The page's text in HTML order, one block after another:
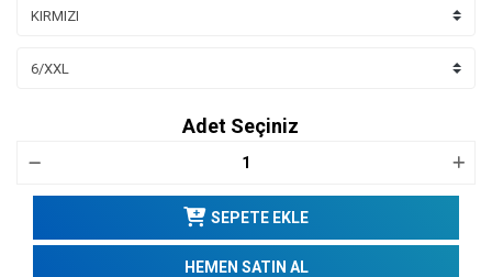
Adet Seçiniz
SEPETE EKLE
HEMEN SATIN AL